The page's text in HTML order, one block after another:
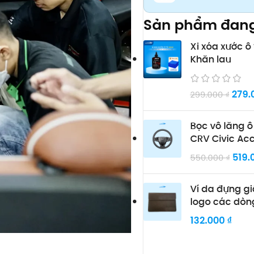
Sản phẩm
Xi xóa xước
Khăn lau
299.000₫
Bọc vô lăng
CRV Civic
550.000₫
Ví da đựng
logo các
132.000 ₫